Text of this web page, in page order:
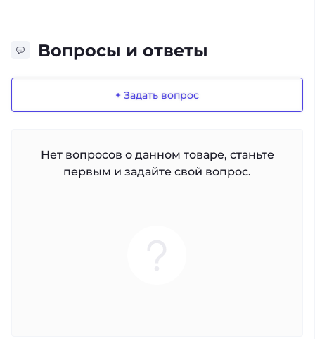
Вопросы и ответы
+ Задать вопрос
Нет вопросов о данном товаре, станьте
первым и задайте свой вопрос.